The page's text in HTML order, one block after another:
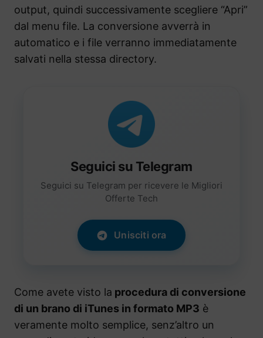
output, quindi successivamente scegliere “Apri”
dal menu file. La conversione avverrà in
automatico e i file verranno immediatamente
salvati nella stessa directory.
Seguici su Telegram
Seguici su Telegram per ricevere le Migliori
Offerte Tech
Unisciti ora
Come avete visto la procedura di conversione
di un brano di iTunes in formato MP3 è
veramente molto semplice, senz’altro un